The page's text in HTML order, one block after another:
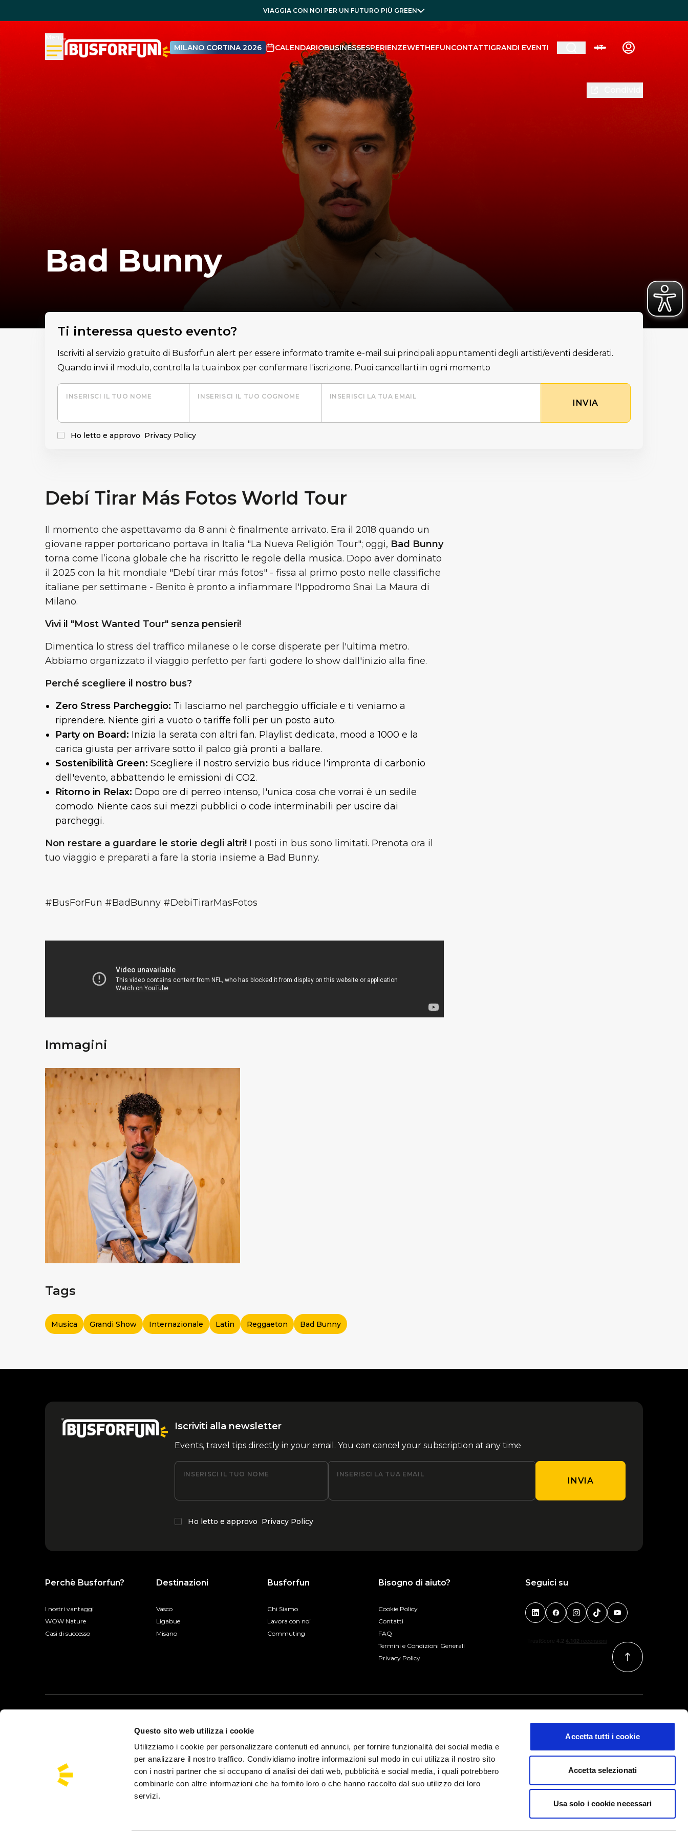
Questo sito web utilizza i cookie
Utilizziamo i cookie per personalizzare contenuti ed annunci, per fornire funzionalità dei social media e
per analizzare il nostro traffico. Condividiamo inoltre informazioni sul modo in cui utilizza il nostro sito
con i nostri partner che si occupano di analisi dei dati web, pubblicità e social media, i quali potrebbero
combinarle con altre informazioni che ha fornito loro o che hanno raccolto dal suo utilizzo dei loro
servizi.
Accetta tutti i cookie
Accetta selezionati
Usa solo i cookie necessari
VIAGGIA CON NOI PER UN FUTURO PIÙ GREEN
MILANO CORTINA 2026 CALENDARIOBUSINESSESPERIENZEWETHEFUNCONTATTIGRANDI EVENTI IT
Bad Bunny
Ti interessa questo evento?
Iscriviti al servizio gratuito di Busforfun alert per essere informato tramite e-mail sui principali appuntamenti degli artisti/eventi desiderati.
Quando invii il modulo, controlla la tua inbox per confermare l'iscrizione. Puoi cancellarti in ogni momento
INSERISCI IL TUO NOME INSERISCI IL TUO COGNOME INSERISCI LA TUA EMAIL
INVIA
Ho letto e approvo Privacy Policy
Debí Tirar Más Fotos World Tour
Il momento che aspettavamo da 8 anni è finalmente arrivato. Era il 2018 quando un
giovane rapper portoricano portava in Italia "La Nueva Religión Tour"; oggi, Bad Bunny
torna come l’icona globale che ha riscritto le regole della musica. Dopo aver dominato
il 2025 con la hit mondiale "Debí tirar más fotos" - fissa al primo posto nelle classifiche
italiane per settimane - Benito è pronto a infiammare l'Ippodromo Snai La Maura di
Milano.
Vivi il "Most Wanted Tour" senza pensieri!
Dimentica lo stress del traffico milanese o le corse disperate per l'ultima metro.
Abbiamo organizzato il viaggio perfetto per farti godere lo show dall'inizio alla fine.
Perché scegliere il nostro bus?
Zero Stress Parcheggio: Ti lasciamo nel parcheggio ufficiale e ti veniamo a
riprendere. Niente giri a vuoto o tariffe folli per un posto auto.
Party on Board: Inizia la serata con altri fan. Playlist dedicata, mood a 1000 e la
carica giusta per arrivare sotto il palco già pronti a ballare.
Sostenibilità Green: Scegliere il nostro servizio bus riduce l'impronta di carbonio
dell'evento, abbattendo le emissioni di CO2.
Ritorno in Relax: Dopo ore di perreo intenso, l'unica cosa che vorrai è un sedile
comodo. Niente caos sui mezzi pubblici o code interminabili per uscire dai
parcheggi.
Non restare a guardare le storie degli altri! I posti in bus sono limitati. Prenota ora il
tuo viaggio e preparati a fare la storia insieme a Bad Bunny.
#BusForFun #BadBunny #DebiTirarMasFotos
Immagini
Tags
Musica Grandi Show Internazionale Latin Reggaeton Bad Bunny
Iscriviti alla newsletter
Events, travel tips directly in your email. You can cancel your subscription at any time
INSERISCI IL TUO NOME INSERISCI LA TUA EMAIL
INVIA
Ho letto e approvo Privacy Policy
Perchè Busforfun?
I nostri vantaggi
WOW Nature
Casi di successo
Destinazioni
Vasco
Ligabue
Misano
Busforfun
Chi Siamo
Lavora con noi
Commuting
Bisogno di aiuto?
Cookie Policy
Contatti
FAQ
Termini e Condizioni Generali
Privacy Policy
Seguici su